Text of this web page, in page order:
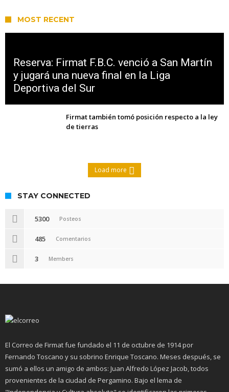
MOST RECENT
Reserva: Firmat F.B.C. venció a San Martín
y jugará una nueva final en la Liga
Deportiva del Sur
Firmat también tomó posición respecto a la ley
de tierras
Load more
STAY CONNECTED
5300 Posteos
485 Comentarios
3 Members
El Correo de Firmat fue fundado el 11 de octubre de 1914 por
Fernando Toscano y su sobrino Enrique Toscano. Meses después, se
sumó a ellos un amigo de ambos: Juan Alfredo López Jacob, todos
provenientes de la ciudad de Pergamino. Bajo el lema de